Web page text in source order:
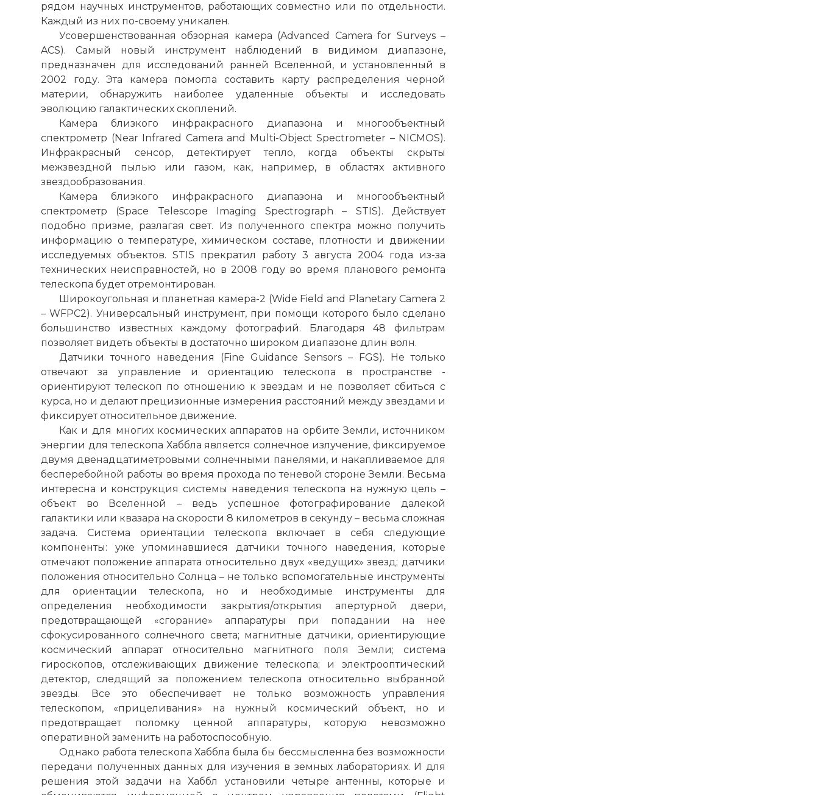
рядом научных инструментов, работающих совместно или по отдельности.
Каждый из них по-своему уникален.
Усовершенствованная обзорная камера (Advanced Camera for Surveys –
ACS). Самый новый инструмент наблюдений в видимом диапазоне,
предназначен для исследований ранней Вселенной, и установленный в
2002 году. Эта камера помогла составить карту распределения черной
материи, обнаружить наиболее удаленные объекты и исследовать
эволюцию галактических скоплений.
Камера близкого инфракрасного диапазона и многообъектный
спектрометр (Near Infrared Camera and Multi-Object Spectrometer – NICMOS).
Инфракрасный сенсор, детектирует тепло, когда объекты скрыты
межзвездной пылью или газом, как, например, в областях активного
звездообразования.
Камера близкого инфракрасного диапазона и многообъектный
спектрометр (Space Telescope Imaging Spectrograph – STIS). Действует
подобно призме, разлагая свет. Из полученного спектра можно получить
информацию о температуре, химическом составе, плотности и движении
исследуемых объектов. STIS прекратил работу 3 августа 2004 года из-за
технических неисправностей, но в 2008 году во время планового ремонта
телескопа будет отремонтирован.
Широкоугольная и планетная камера-2 (Wide Field and Planetary Camera 2
– WFPC2). Универсальный инструмент, при помощи которого было сделано
большинство известных каждому фотографий. Благодаря 48 фильтрам
позволяет видеть объекты в достаточно широком диапазоне длин волн.
Датчики точного наведения (Fine Guidance Sensors – FGS). Не только
отвечают за управление и ориентацию телескопа в пространстве -
ориентируют телескоп по отношению к звездам и не позволяет сбиться с
курса, но и делают прецизионные измерения расстояний между звездами и
фиксирует относительное движение.
Как и для многих космических аппаратов на орбите Земли, источником
энергии для телескопа Хаббла является солнечное излучение, фиксируемое
двумя двенадцатиметровыми солнечными панелями, и накапливаемое для
бесперебойной работы во время прохода по теневой стороне Земли. Весьма
интересна и конструкция системы наведения телескопа на нужную цель –
объект во Вселенной – ведь успешное фотографирование далекой
галактики или квазара на скорости 8 километров в секунду – весьма сложная
задача. Система ориентации телескопа включает в себя следующие
компоненты: уже упоминавшиеся датчики точного наведения, которые
отмечают положение аппарата относительно двух «ведущих» звезд; датчики
положения относительно Солнца – не только вспомогательные инструменты
для ориентации телескопа, но и необходимые инструменты для
определения необходимости закрытия/открытия апертурной двери,
предотвращающей «сгорание» аппаратуры при попадании на нее
сфокусированного солнечного света; магнитные датчики, ориентирующие
космический аппарат относительно магнитного поля Земли; система
гироскопов, отслеживающих движение телескопа; и электрооптический
детектор, следящий за положением телескопа относительно выбранной
звезды. Все это обеспечивает не только возможность управления
телескопом, «прицеливания» на нужный космический объект, но и
предотвращает поломку ценной аппаратуры, которую невозможно
оперативной заменить на работоспособную.
Однако работа телескопа Хаббла была бы бессмысленна без возможности
передачи полученных данных для изучения в земных лабораториях. И для
решения этой задачи на Хаббл установили четыре антенны, которые и
Работы на телескопе во время первой экспедиции
Фото статьи: